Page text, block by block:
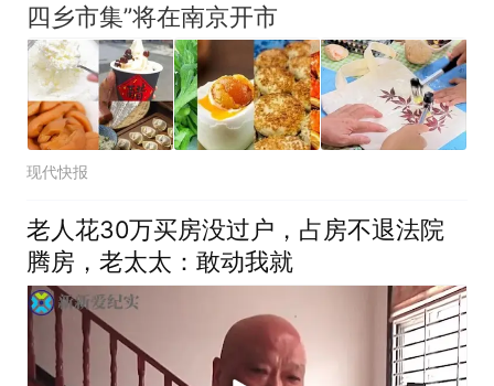
四乡市集”将在南京开市
现代快报
老人花30万买房没过户，占房不退法院
腾房，老太太：敢动我就